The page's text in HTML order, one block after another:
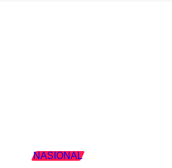
Pangdam IX/Udayana Tutup